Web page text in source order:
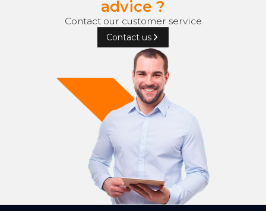
advice ?
Contact our customer service
Contact us